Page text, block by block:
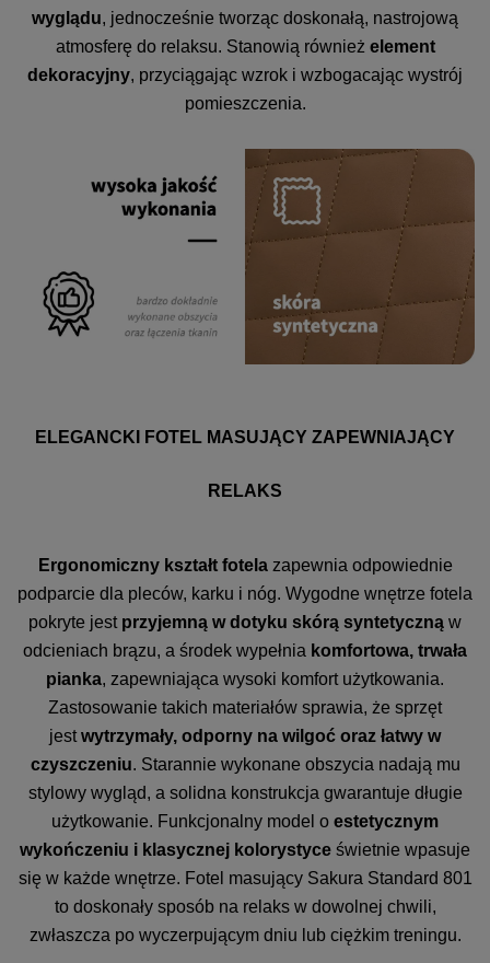
wyglądu, jednocześnie tworząc doskonałą, nastrojową
atmosferę do relaksu. Stanowią również element
dekoracyjny, przyciągając wzrok i wzbogacając wystrój
pomieszczenia.
ELEGANCKI FOTEL MASUJĄCY ZAPEWNIAJĄCY
RELAKS
Ergonomiczny kształt fotelazapewnia odpowiednie
podparcie dla pleców, karku i nóg. Wygodne wnętrze fotela
pokryte jest przyjemną w dotyku skórą syntetyczną w
odcieniach brązu, a środek wypełnia komfortowa, trwała
pianka, zapewniająca wysoki komfort użytkowania.
Zastosowanie takich materiałów sprawia, że sprzęt
jestwytrzymały, odporny na wilgoć oraz łatwy w
czyszczeniu. Starannie wykonane obszycia nadają mu
stylowy wygląd, a solidna konstrukcja gwarantuje długie
użytkowanie. Funkcjonalny model o estetycznym
wykończeniu i klasycznej kolorystyce świetnie wpasuje
się w każde wnętrze. Fotel masujący Sakura Standard 801
to doskonały sposób na relaks w dowolnej chwili,
zwłaszcza po wyczerpującym dniu lub ciężkim treningu.